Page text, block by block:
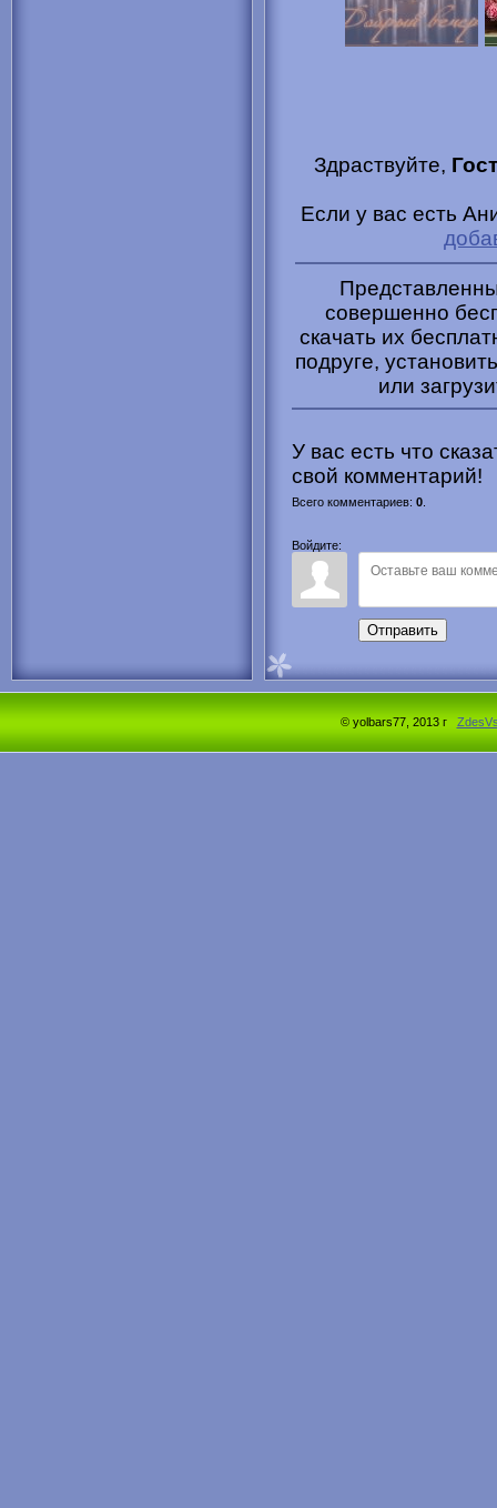
Здраствуйте,
Если у вас есть
совершенно
скачать их
подруге,
или
У вас есть что
свой комментарий!
Всего комментариев: 0
Войдите:
Отправить
© yolbars77, 2013 г